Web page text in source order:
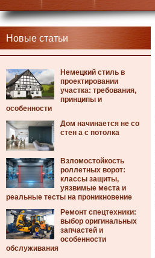
Новые статьи
Немецкий стиль в
проектировании
участка: требования,
принципы и
особенности
Дом начинается не со
стен а с потолка
Взломостойкость
роллетных ворот:
классы защиты,
уязвимые места и
реальные тесты на проникновение
Ремонт спецтехники:
выбор оригинальных
запчастей и
особенности
обслуживания